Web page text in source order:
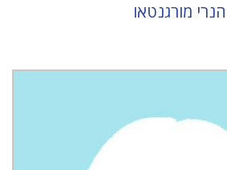
הנרי מורגנטאו